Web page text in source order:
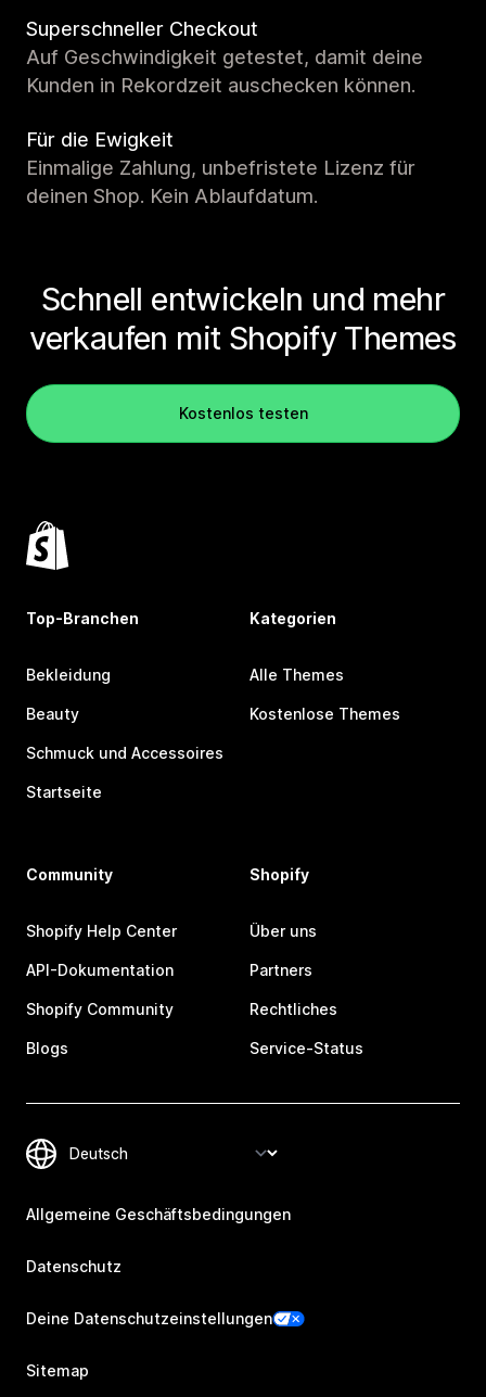
Superschneller Checkout
Auf Geschwindigkeit getestet, damit deine
Kunden in Rekordzeit auschecken können.
Für die Ewigkeit
Einmalige Zahlung, unbefristete Lizenz für
deinen Shop. Kein Ablaufdatum.
Schnell entwickeln und mehr
verkaufen mit Shopify Themes
Kostenlos testen
Top-Branchen
Bekleidung
Beauty
Schmuck und Accessoires
Startseite
Kategorien
Alle Themes
Kostenlose Themes
Community
Shopify Help Center
API-Dokumentation
Shopify Community
Blogs
Shopify
Über uns
Partners
Rechtliches
Service-Status
Allgemeine Geschäftsbedingungen
Datenschutz
Deine Datenschutzeinstellungen
Sitemap